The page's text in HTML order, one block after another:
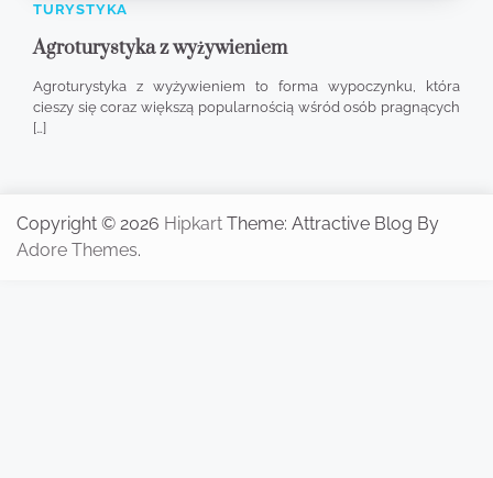
TURYSTYKA
Agroturystyka z wyżywieniem
Agroturystyka z wyżywieniem to forma wypoczynku, która
cieszy się coraz większą popularnością wśród osób pragnących
[…]
Copyright © 2026 Hipkart Theme: Attractive Blog By
Adore Themes.